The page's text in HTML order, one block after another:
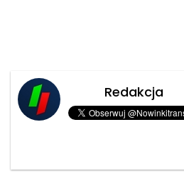
Redakcja